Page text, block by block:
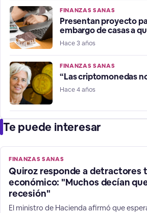
FINANZAS SANAS
Presentan proyecto
embargo de casas a
morosidad
Hace 3 años
FINANZAS SANAS
“Las criptomonedas
Hace 4 años
Te puede interesar
FINANZAS SANAS
Quiroz responde a detractores
económico: "Muchos decían
recesión"
El ministro de Hacienda afirmó que